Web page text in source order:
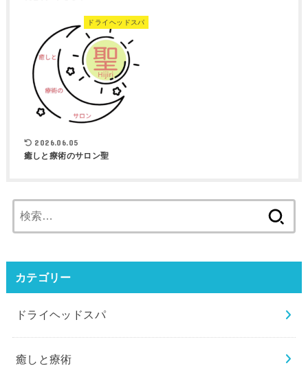
ドライヘッドスパ
2026.06.05
癒しと療術のサロン聖
索:
カテゴリー
ドライヘッドスパ
癒しと療術